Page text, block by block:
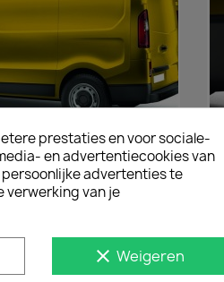
Snel bekijken
TÜV Opel Vivaro 2014 T/m
2018 (spoiler)
€ 840,95incl. btw
prestaties en voor sociale-
en advertentiecookies van
advertenties te
verwerking van je
clear Weigeren